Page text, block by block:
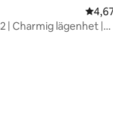
4,67
| Charmig lägenhet |